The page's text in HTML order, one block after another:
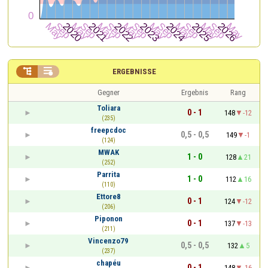
ERGEBNISSE
 
Gegner Ergebnis
Rang
Toliara
(235)
0 - 1 148
-12
freepcdoc
(124)
0,5 - 0,5 149
-1
MWAK
(252)
1 - 0 128
21
Parrita
(110)
1 - 0 112
16
Ettore8
(206)
0 - 1 124
-12
Piponon
(211)
0 - 1 137
-13
Vincenzo79
(237)
0,5 - 0,5 132
5
chapéu